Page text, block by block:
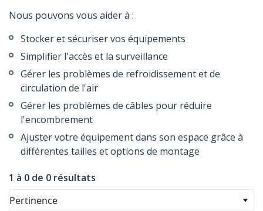
Nous pouvons vous aider à :
Stocker et sécuriser vos équipements
Simplifier l'accès et la surveillance
Gérer les problèmes de refroidissement et de
circulation de l'air
Gérer les problèmes de câbles pour réduire
l'encombrement
Ajuster votre équipement dans son espace grâce à
différentes tailles et options de montage
1 à 0 de 0 résultats
Pertinence